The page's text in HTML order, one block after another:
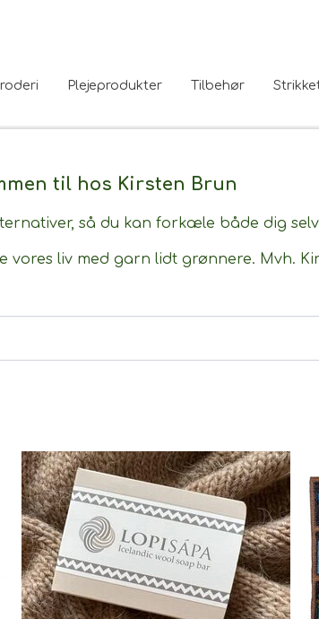
Plejeprodukter Tilbehør
til hos Kirsten Brun
så du kan forkæle både dig
vores liv med garn lidt grønnere. Mvh.